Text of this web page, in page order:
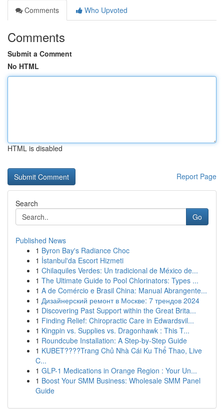
Comments
Who Upvoted
Comments
Submit a Comment
No HTML
HTML is disabled
Report Page
Search
Go
Published News
1 Byron Bay's Radiance Choc
1 İstanbul'da Escort Hizmeti
1 Chilaquiles Verdes: Un tradicional de México de...
1 The Ultimate Guide to Pool Chlorinators: Types ...
1 A de Comércio e Brasil China: Manual Abrangente...
1 Дизайнерский ремонт в Москве: 7 трендов 2024
1 Discovering Past Support within the Great Brita...
1 Finding Relief: Chiropractic Care in Edwardsvil...
1 Kingpin vs. Supplies vs. Dragonhawk : This T...
1 Roundcube Installation: A Step-by-Step Guide
1 KUBET????️Trang Chủ Nhà Cái Ku Thể Thao, Live
C...
1 GLP-1 Medications in Orange Region : Your Un...
1 Boost Your SMM Business: Wholesale SMM Panel
Guide